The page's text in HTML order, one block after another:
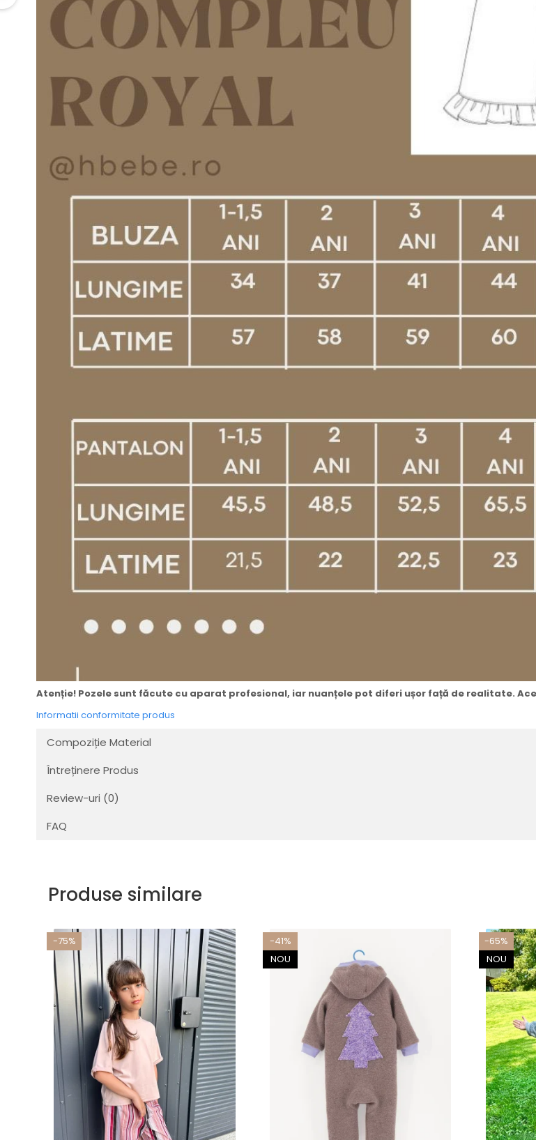
Atenție! Pozele sunt făcute cu aparat profesional, iar nuanțele pot diferi ușor față de realitate.
Informatii conformitate produs
Compoziție Material
Întreținere Produs
Review-uri (0)
FAQ
Produse similare
-75%
-41%
NOU
-65%
NOU